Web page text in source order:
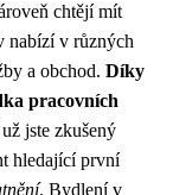
chtějí mít
nabízí v různých
a obchod. Díky
pracovních
jste zkušený
hledající první
. Bydlení v